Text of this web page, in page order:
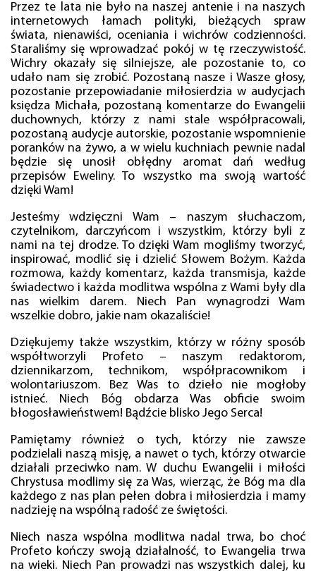
Przez te lata nie było na naszej antenie i na naszych
internetowych łamach polityki, bieżących spraw
świata, nienawiści, oceniania i wichrów codzienności.
Staraliśmy się wprowadzać pokój w tę rzeczywistość.
Wichry okazały się silniejsze, ale pozostanie to, co
udało nam się zrobić. Pozostaną nasze i Wasze głosy,
pozostanie przepowiadanie miłosierdzia w audycjach
księdza Michała, pozostaną komentarze do Ewangelii
duchownych, którzy z nami stale współpracowali,
pozostaną audycje autorskie, pozostanie wspomnienie
poranków na żywo, a w wielu kuchniach pewnie nadal
będzie się unosił obłędny aromat dań według
przepisów Eweliny. To wszystko ma swoją wartość
dzięki Wam!
Jesteśmy wdzięczni Wam – naszym słuchaczom,
czytelnikom, darczyńcom i wszystkim, którzy byli z
nami na tej drodze. To dzięki Wam mogliśmy tworzyć,
inspirować, modlić się i dzielić Słowem Bożym. Każda
rozmowa, każdy komentarz, każda transmisja, każde
świadectwo i każda modlitwa wspólna z Wami były dla
nas wielkim darem. Niech Pan wynagrodzi Wam
wszelkie dobro, jakie nam okazaliście!
Dziękujemy także wszystkim, którzy w różny sposób
współtworzyli Profeto – naszym redaktorom,
dziennikarzom, technikom, współpracownikom i
wolontariuszom. Bez Was to dzieło nie mogłoby
istnieć. Niech Bóg obdarza Was obficie swoim
błogosławieństwem! Bądźcie blisko Jego Serca!
Pamiętamy również o tych, którzy nie zawsze
podzielali naszą misję, a nawet o tych, którzy otwarcie
działali przeciwko nam. W duchu Ewangelii i miłości
Chrystusa modlimy się za Was, wierząc, że Bóg ma dla
każdego z nas plan pełen dobra i miłosierdzia i mamy
nadzieję na wspólną radość ze świętości.
Niech nasza wspólna modlitwa nadal trwa, bo choć
Profeto kończy swoją działalność, to Ewangelia trwa
na wieki. Niech Pan prowadzi nas wszystkich dalej, ku